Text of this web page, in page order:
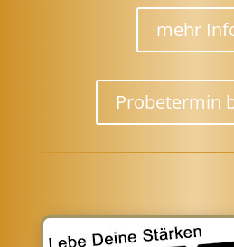
mehr
Probetermin